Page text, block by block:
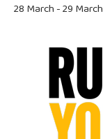
28 March-29 March